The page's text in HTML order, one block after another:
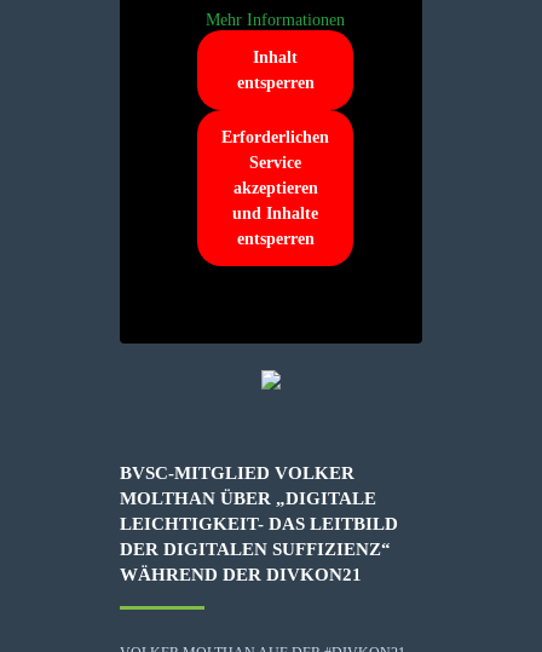
Mehr Informationen
Inhalt
entsperren
Erforderlichen
Service
akzeptieren
und Inhalte
entsperren
BVSC-MITGLIED VOLKER
MOLTHAN ÜBER „DIGITALE
LEICHTIGKEIT- DAS LEITBILD
DER DIGITALEN SUFFIZIENZ“
WÄHREND DER DIVKON21